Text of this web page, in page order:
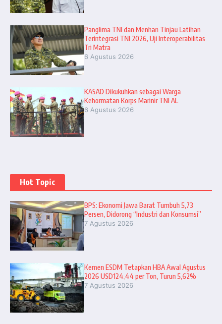
Panglima TNI dan Menhan Tinjau Latihan
Terintegrasi TNI 2026, Uji Interoperabilitas
Tri Matra
6 Agustus 2026
KASAD Dikukuhkan sebagai Warga
Kehormatan Korps Marinir TNI AL
6 Agustus 2026
Hot Topic
BPS: Ekonomi Jawa Barat Tumbuh 5,73
Persen, Didorong “Industri dan Konsumsi”
7 Agustus 2026
Kemen ESDM Tetapkan HBA Awal Agustus
2026 USD124,44 per Ton, Turun 5,62%
7 Agustus 2026